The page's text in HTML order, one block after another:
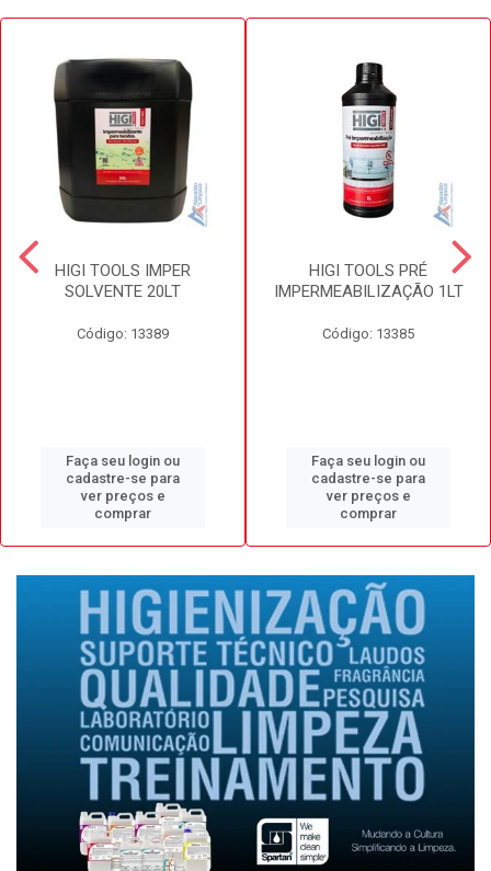
HIGI TOOLS IMPER
SOLVENTE 20LT
Código: 13389
Faça seu login ou
cadastre-se para
ver preços e
comprar
HIGI TOOLS PRÉ
IMPERMEABILIZAÇÃO 1LT
Código: 13385
Faça seu login ou
cadastre-se para
ver preços e
comprar